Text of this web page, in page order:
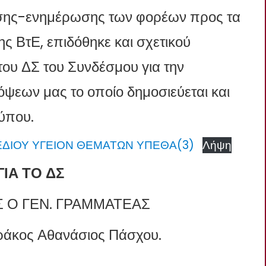
ενημέρωσης των φορέων προς τα
ΒτΕ, επιδόθηκε και σχετικού
ΔΣ του Συνδέσμου για την
μας το οποίο δημοσιεύεται και
ΥΓΕΙΟΝ ΘΕΜΑΤΩΝ ΥΠΕΘΑ(3) Λήψη
ΤΟ ΔΣ
ΓΕΝ. ΓΡΑΜΜΑΤΕΑΣ
Αθανάσιος Πάσχου.